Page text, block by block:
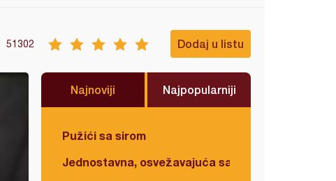
51302 Dodaj u listu
Najnoviji Najpopularniji
Pužići sa sirom
Jednostavna, osvežavajuća salata